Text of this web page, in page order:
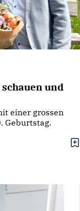
und
einer grossen
Geburtstag.